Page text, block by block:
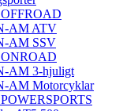
AM ATV
AM SSV
AM 3-hjuligt
AM Motorcyklar